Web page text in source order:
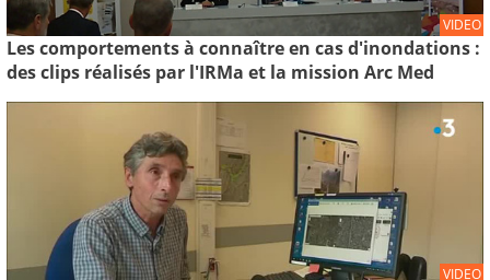
VIDEO
Les comportements à connaître en cas d'inondations :
des clips réalisés par l'IRMa et la mission Arc Med
VIDEO